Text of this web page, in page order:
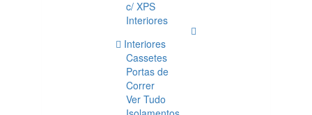
c/ XPS
Interiores
Interiores
Cassetes
Portas de
Correr
Ver Tudo